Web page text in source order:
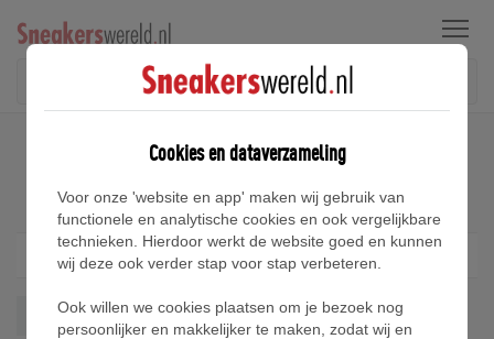
Menu
Adidas PureBoost Sneakers
Pureboost Wis alles
Cookies en dataverzameling
Voor onze 'website en app' maken wij gebruik van
functionele en analytische cookies en ook vergelijkbare
technieken. Hierdoor werkt de website goed en kunnen
wij deze ook verder stap voor stap verbeteren.
Ook willen we cookies plaatsen om je bezoek nog
persoonlijker en makkelijker te maken, zodat wij en